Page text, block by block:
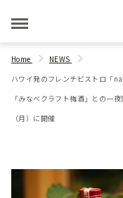
Home
NEWS
ハワイ発のフレンチビストロ「
「みなべクラフト梅酒」との⼀
（月）に開催